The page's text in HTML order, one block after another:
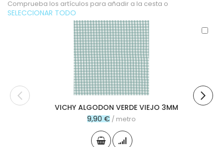
Comprueba los artículos para añadir a la cesta o
SELECCIONAR TODO
VICHY ALGODON VERDE VIEJO 3MM
9,90 € / metro